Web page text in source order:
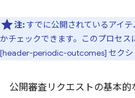
注:すでに公開されているアイ
かチェックできます。このプロセ
[header-periodic-outcomes] セクシ
公開審査リクエストの基本的